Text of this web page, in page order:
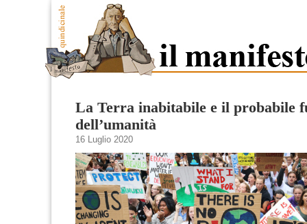
La Terra inabitabile e il probabile
dell’umanità
16 Luglio 2020